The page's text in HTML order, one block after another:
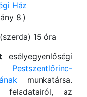
Ház
8.)
15 óra
esélyegyenlőségi
munkatársa.
feladatairól, az